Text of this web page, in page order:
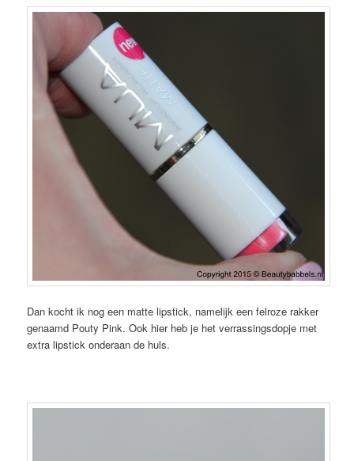
Dan kocht ik nog een matte lipstick, namelijk een felroze rakker
genaamd Pouty Pink. Ook hier heb je het verrassingsdopje met
extra lipstick onderaan de huls.